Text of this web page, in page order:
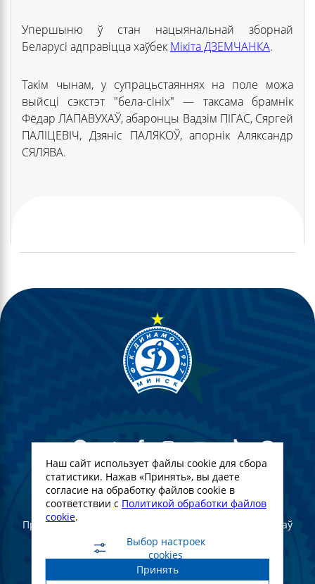
Упершыню ў стан нацыянальнай зборнай
Беларусі адправіцца хаўбек Мікіта ДЗЕМЧАНКА.
Такім чынам, у супрацьстаяннях на поле можа
выйсці сэкстэт "бела-сініх" — таксама брамнік
Фёдар ЛАПАВУХАЎ, абаронцы Вадзім ПІГАС, Сяргей
ПАЛІЦЕВІЧ, Дзяніс ПАЛЯКОЎ, апорнік Аляксандр
СЯЛЯВА.
© Футбольны клуб Дынама-Мінск. 2022
Пры поўным або частковым выкарыстанні матэрыялаў
спасылка на афіцыйны сайт ФК "Дынама-Мінск"
абавязковая
Создание и продвижение сайта -
Наш сайт использует файлы cookie для сбора
статистики. Нажав «Принять», вы даете
согласие на обработку файлов cookie в
соответствии с Политикой обработки файлов
cookie.
Выбор настроек
cookies
Принять